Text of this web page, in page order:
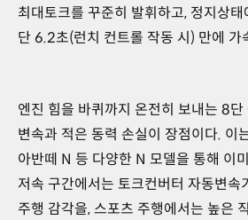
최대토크를 꾸준히 발휘하고, 정지상
단 6.2초(런치 컨트롤 작동 시) 만에 가
엔진 힘을 바퀴까지 온전히 보내는 8단
변속과 적은 동력 손실이 장점이다. 이
아반떼 N 등 다양한 N 모델을 통해 이
저속 구간에서는 토크컨버터 자동변속
주행 감각을, 스포츠 주행에서는 높은